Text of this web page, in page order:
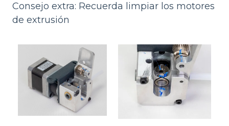
Consejo extra: Recuerda limpiar los motores
de extrusión